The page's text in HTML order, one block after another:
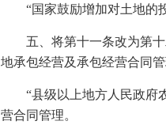
“国家鼓励增加对土地的
五、将第十一条改为第
地承包经营及承包经营合同管
“县级以上地方人民政府
营合同管理。